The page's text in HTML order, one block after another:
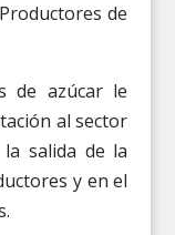
de
de azúcar le
al sector
salida de la
y en el